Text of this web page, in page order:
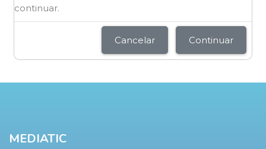
continuar.
Cancelar Continuar
Bloques
MEDIATIC